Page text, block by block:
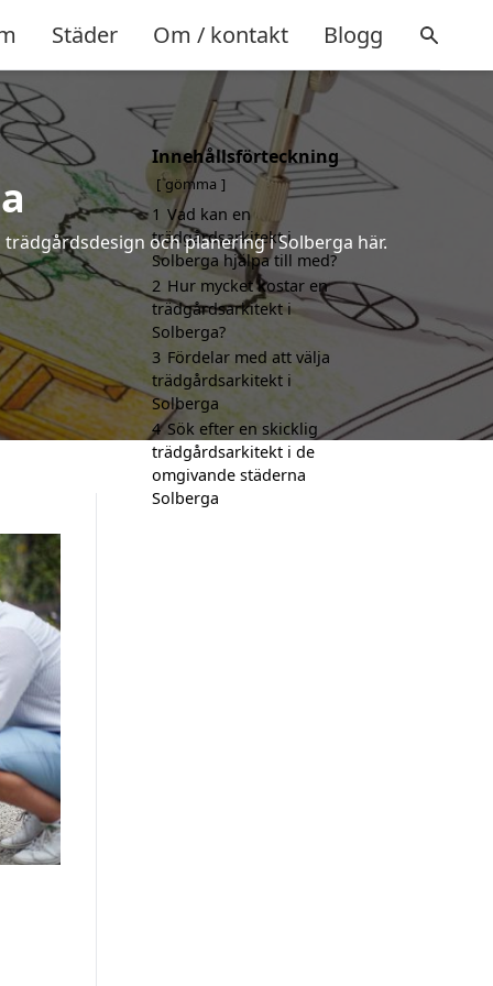
Städer Om / kontakt Blogg
och planering i Solberga här.
Innehållsförteckning
gömma
1 Vad kan en
trädgårdsarkitekt i
Solberga hjälpa till med?
2 Hur mycket kostar en
trädgårdsarkitekt i
Solberga?
3 Fördelar med att välja
trädgårdsarkitekt i
Solberga
4 Sök efter en skicklig
trädgårdsarkitekt i de
omgivande städerna
Solberga